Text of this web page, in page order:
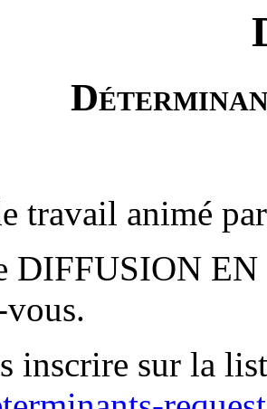
travail animé
DIFFUSION
inscrire sur la